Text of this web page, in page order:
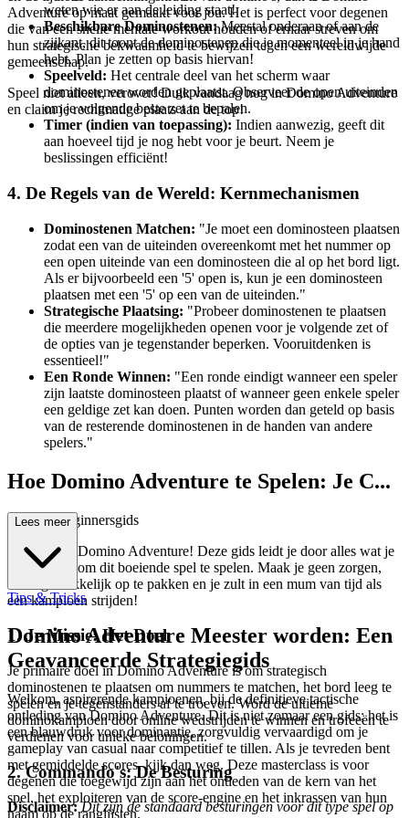
Adventure op maat gemaakt voor jou. Het is perfect voor degenen
die van een snelle mentale workout houden of ernaar streven om
hun strategische bekwaamheid te bewijzen tegen een wereldwijde
gemeenschap.
Speel niet alleen, verover! Duik vandaag nog in Domino Adventure
en claim je rechtmatige plaats aan de top!
weten wie er aan de leiding staat!
Beschikbare Dominostenen:Meestal onderaan of aan de
zijkant, dit toont de dominostenen die je momenteel in je hand
hebt. Plan je zetten op basis hiervan!
Speelveld: Het centrale deel van het scherm waar
dominostenen worden geplaatst. Observeer de open uiteinden
om je volgende beste zet te bepalen.
Timer (indien van toepassing): Indien aanwezig, geeft dit
aan hoeveel tijd je nog hebt voor je beurt. Neem je
beslissingen efficiënt!
4. De Regels van de Wereld: Kernmechanismen
Dominostenen Matchen: "Je moet een dominosteen plaatsen
zodat een van de uiteinden overeenkomt met het nummer op
een open uiteinde van een dominosteen die al op het bord ligt.
Als er bijvoorbeeld een '5' open is, kun je een dominosteen
plaatsen met een '5' op een van de uiteinden."
Strategische Plaatsing: "Probeer dominostenen te plaatsen
die meerdere mogelijkheden openen voor je volgende zet of
de opties van je tegenstander beperken. Vooruitdenken is
essentieel!"
Een Ronde Winnen: "Een ronde eindigt wanneer een speler
zijn laatste dominosteen plaatst of wanneer geen enkele speler
een geldige zet kan doen. Punten worden dan geteld op basis
van de resterende dominostenen in de handen van andere
spelers."
Hoe Domino Adventure te Spelen: Je C...
omplete Beginnersgids
Welkom bij Domino Adventure! Deze gids leidt je door alles wat je
moet weten om dit boeiende spel te spelen. Maak je geen zorgen,
het is gemakkelijk op te pakken en je zult in een mum van tijd als
een kampioen strijden!
1. Je Missie: Het Doel
Je primaire doel in Domino Adventure is om strategisch
dominostenen te plaatsen om nummers te matchen, het bord leeg te
spelen en je tegenstanders af te troeven. Word de ultieme
dominokampioen door online wedstrijden te winnen en trofeeën te
verdienen voor unieke beloningen.
2. Commando's: De Besturing
Disclaimer: Dit zijn de standaard besturingen voor dit type spel op
Lees meer
Tips & Tricks
Domino Adventure Meester worden: Een
Geavanceerde Strategiegids
Welkom, aspirerende kampioenen, bij de definitieve tactische
ontleding van Domino Adventure. Dit is niet zomaar een gids; het is
een blauwdruk voor dominantie, zorgvuldig vervaardigd om je
gameplay van casual naar competitief te tillen. Als je tevreden bent
met gemiddelde scores, kijk dan weg. Deze masterclass is voor
degenen die toegewijd zijn aan het ontleden van de kern van het
spel, het exploiteren van de score-engine en het inkrassen van hun
naam op de ranglijsten.